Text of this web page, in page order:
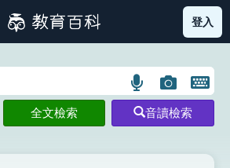
畫索引圖示 部首索引表圖示
登入
語
言
搜
圖
片
搜
開
鍵
圖
全文檢索 音讀檢索